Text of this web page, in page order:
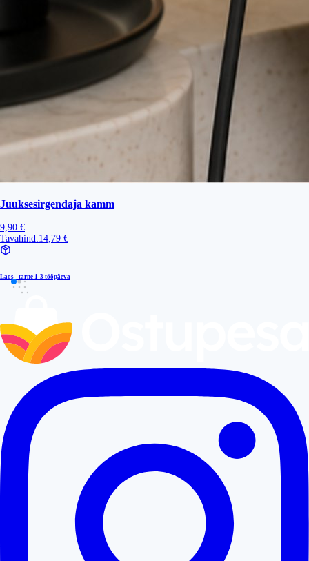
Juuksesirgendaja kamm
9,90 €
Tavahind:14,79 €
Laos - tarne 1-3 tööpäeva